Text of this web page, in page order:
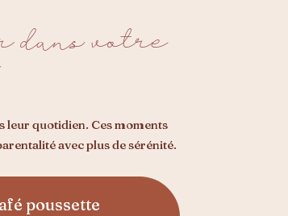
dans votre
leur quotidien. Ces moments
avec plus de sérénité.
poussette